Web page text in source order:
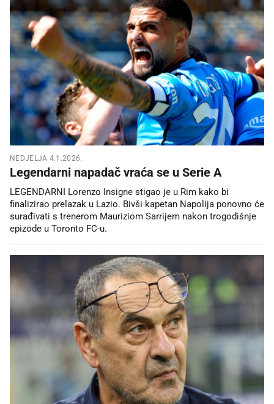
NEDJELJA 4.1.2026.
Legendarni napadač vraća se u Serie A
LEGENDARNI Lorenzo Insigne stigao je u Rim kako bi
finalizirao prelazak u Lazio. Bivši kapetan Napolija ponovno će
surađivati s trenerom Mauriziom Sarrijem nakon trogodišnje
epizode u Toronto FC-u.